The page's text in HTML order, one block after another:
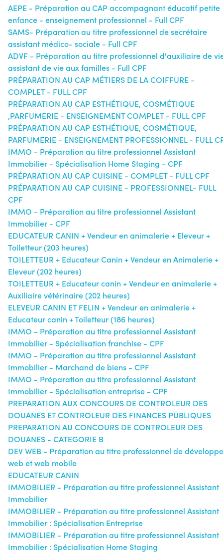
AEPE - Préparation au CAP accompagnant éducatif petite
enfance - enseignement professionnel - Full CPF
SAMS- Préparation au titre professionnel de secrétaire
assistant médico- sociale - Full CPF
ADVF - Préparation au titre professionnel d'auxiliaire de
assistant de vie aux familles - Full CPF
PRÉPARATION AU CAP MÉTIERS DE LA COIFFURE -
COMPLET - FULL CPF
PRÉPARATION AU CAP ESTHÉTIQUE, COSMÉTIQUE
,PARFUMERIE - ENSEIGNEMENT COMPLET - FULL CPF
PRÉPARATION AU CAP ESTHÉTIQUE, COSMÉTIQUE,
PARFUMERIE - ENSEIGNEMENT PROFESSIONNEL - FULL
IMMO - Préparation au titre professionnel Assistant
Immobilier - Spécialisation Home Staging - CPF
PRÉPARATION AU CAP CUISINE - COMPLET - FULL CPF
PRÉPARATION AU CAP CUISINE - PROFESSIONNEL- FULL
CPF
IMMO - Préparation au titre professionnel Assistant
Immobilier - CPF
EDUCATEUR CANIN + Vendeur en animalerie + Eleveur +
Toiletteur (203 heures)
TOILETTEUR + Educateur Canin + Vendeur en Animalerie +
Eleveur (202 heures)
TOILETTEUR + Educateur canin + Vendeur en animalerie +
Auxiliaire vétérinaire (202 heures)
ELEVEUR CANIN ET FELIN + Vendeur en animalerie +
Educateur canin + Toiletteur (186 heures)
IMMO - Préparation au titre professionnel Assistant
Immobilier - Spécialisation franchise - CPF
IMMO - Préparation au titre professionnel Assistant
Immobilier - Marchand de biens - CPF
IMMO - Préparation au titre professionnel Assistant
Immobilier - Spécialisation entreprise - CPF
PREPARATION AUX CONCOURS DE CONTROLEUR DES
DOUANES ET CONTROLEUR DES FINANCES PUBLIQUES
PREPARATION AU CONCOURS DE CONTROLEUR DES
DOUANES - CATEGORIE B
DEV WEB - Préparation au titre professionnel de
web et web mobile
EDUCATEUR CANIN
IMMOBILIER - Préparation au titre professionnel Assistant
Immobilier
IMMOBILIER - Préparation au titre professionnel Assistant
Immobilier : Spécialisation Entreprise
IMMOBILIER - Préparation au titre professionnel Assistant
Immobilier : Spécialisation Home Staging